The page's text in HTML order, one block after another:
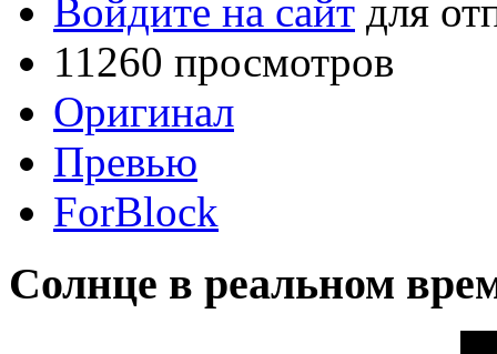
Войдите на сайт для
11260 просмотров
Оригинал
Превью
ForBlock
Солнце в реальном